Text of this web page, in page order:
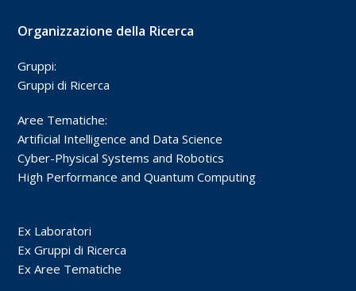
Organizzazione della Ricerca
Gruppi:
Gruppi di Ricerca
Aree Tematiche:
Artificial Intelligence and Data Science
Cyber-Physical Systems and Robotics
High Performance and Quantum Computing
Ex Laboratori
Ex Gruppi di Ricerca
Ex Aree Tematiche